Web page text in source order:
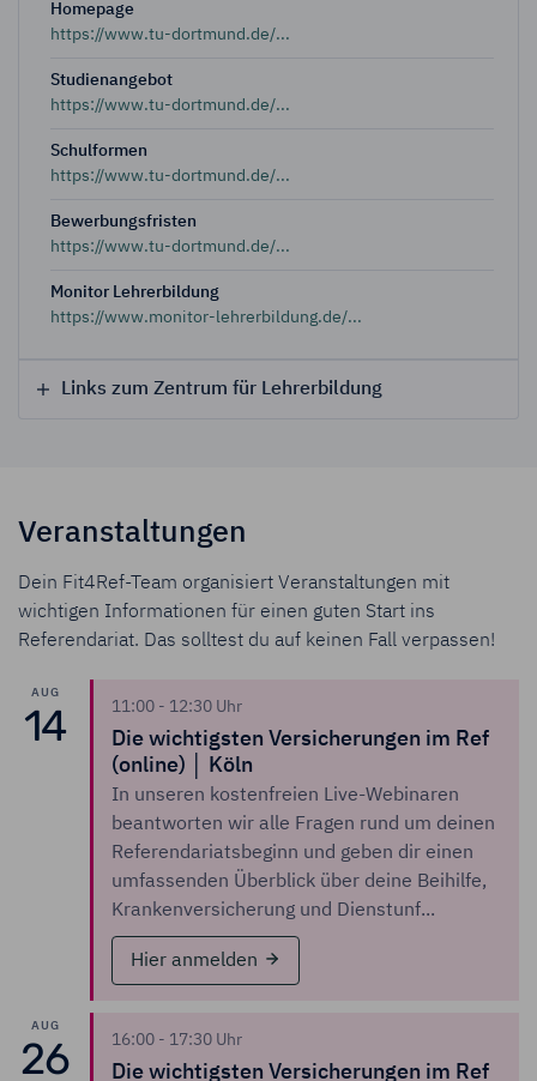
Homepage
https://www.tu-dortmund.de/...
Studienangebot
https://www.tu-dortmund.de/...
Schulformen
https://www.tu-dortmund.de/...
Bewerbungsfristen
https://www.tu-dortmund.de/...
Monitor Lehrerbildung
https://www.monitor-lehrerbildung.de/...
Links zum Zentrum für Lehrerbildung
Veranstaltungen
Dein Fit4Ref-Team organisiert Veranstaltungen mit
wichtigen Informationen für einen guten Start ins
Referendariat. Das solltest du auf keinen Fall verpassen!
AUG
14 11:00 - 12:30 Uhr
Die wichtigsten Versicherungen im Ref
(online) │ Köln
In unseren kostenfreien Live-Webinaren
beantworten wir alle Fragen rund um deinen
Referendariatsbeginn und geben dir einen
umfassenden Überblick über deine Beihilfe,
Krankenversicherung und Dienstunf...
Hier anmelden
AUG
26 16:00 - 17:30 Uhr
Die wichtigsten Versicherungen im Ref